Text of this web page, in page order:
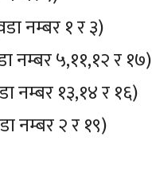
नम्बर १ र ३)
नम्बर ५,११,१२ र १७)
नम्बर १३,१४ र १६)
नम्बर २ र १९)